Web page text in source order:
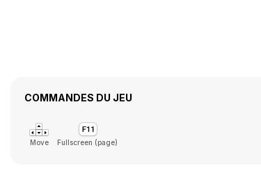
COMMANDES DU JEU
Move Fullscreen (page)